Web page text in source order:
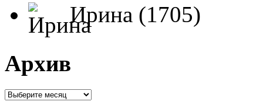
Ирина (1705)
Архив